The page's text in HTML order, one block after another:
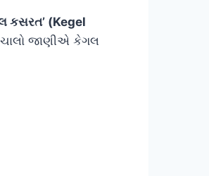
કસરત’ (Kegel
ચાલો જાણીએ કેગલ